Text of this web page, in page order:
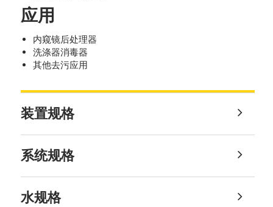
应用
内窥镜后处理器
洗涤器消毒器
其他去污应用
装置规格
系统规格
水规格